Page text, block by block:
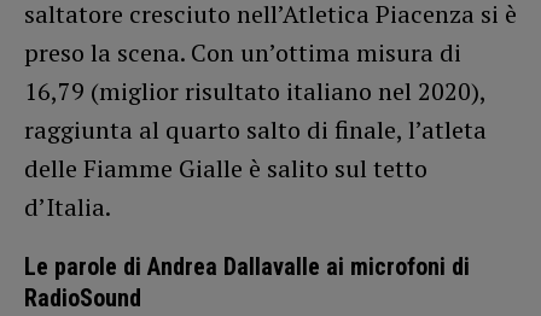
saltatore cresciuto nell’Atletica Piacenza si è
preso la scena. Con un’ottima misura di
16,79 (miglior risultato italiano nel 2020),
raggiunta al quarto salto di finale, l’atleta
delle Fiamme Gialle è salito sul tetto
d’Italia.
Le parole di Andrea Dallavalle ai microfoni di
RadioSound